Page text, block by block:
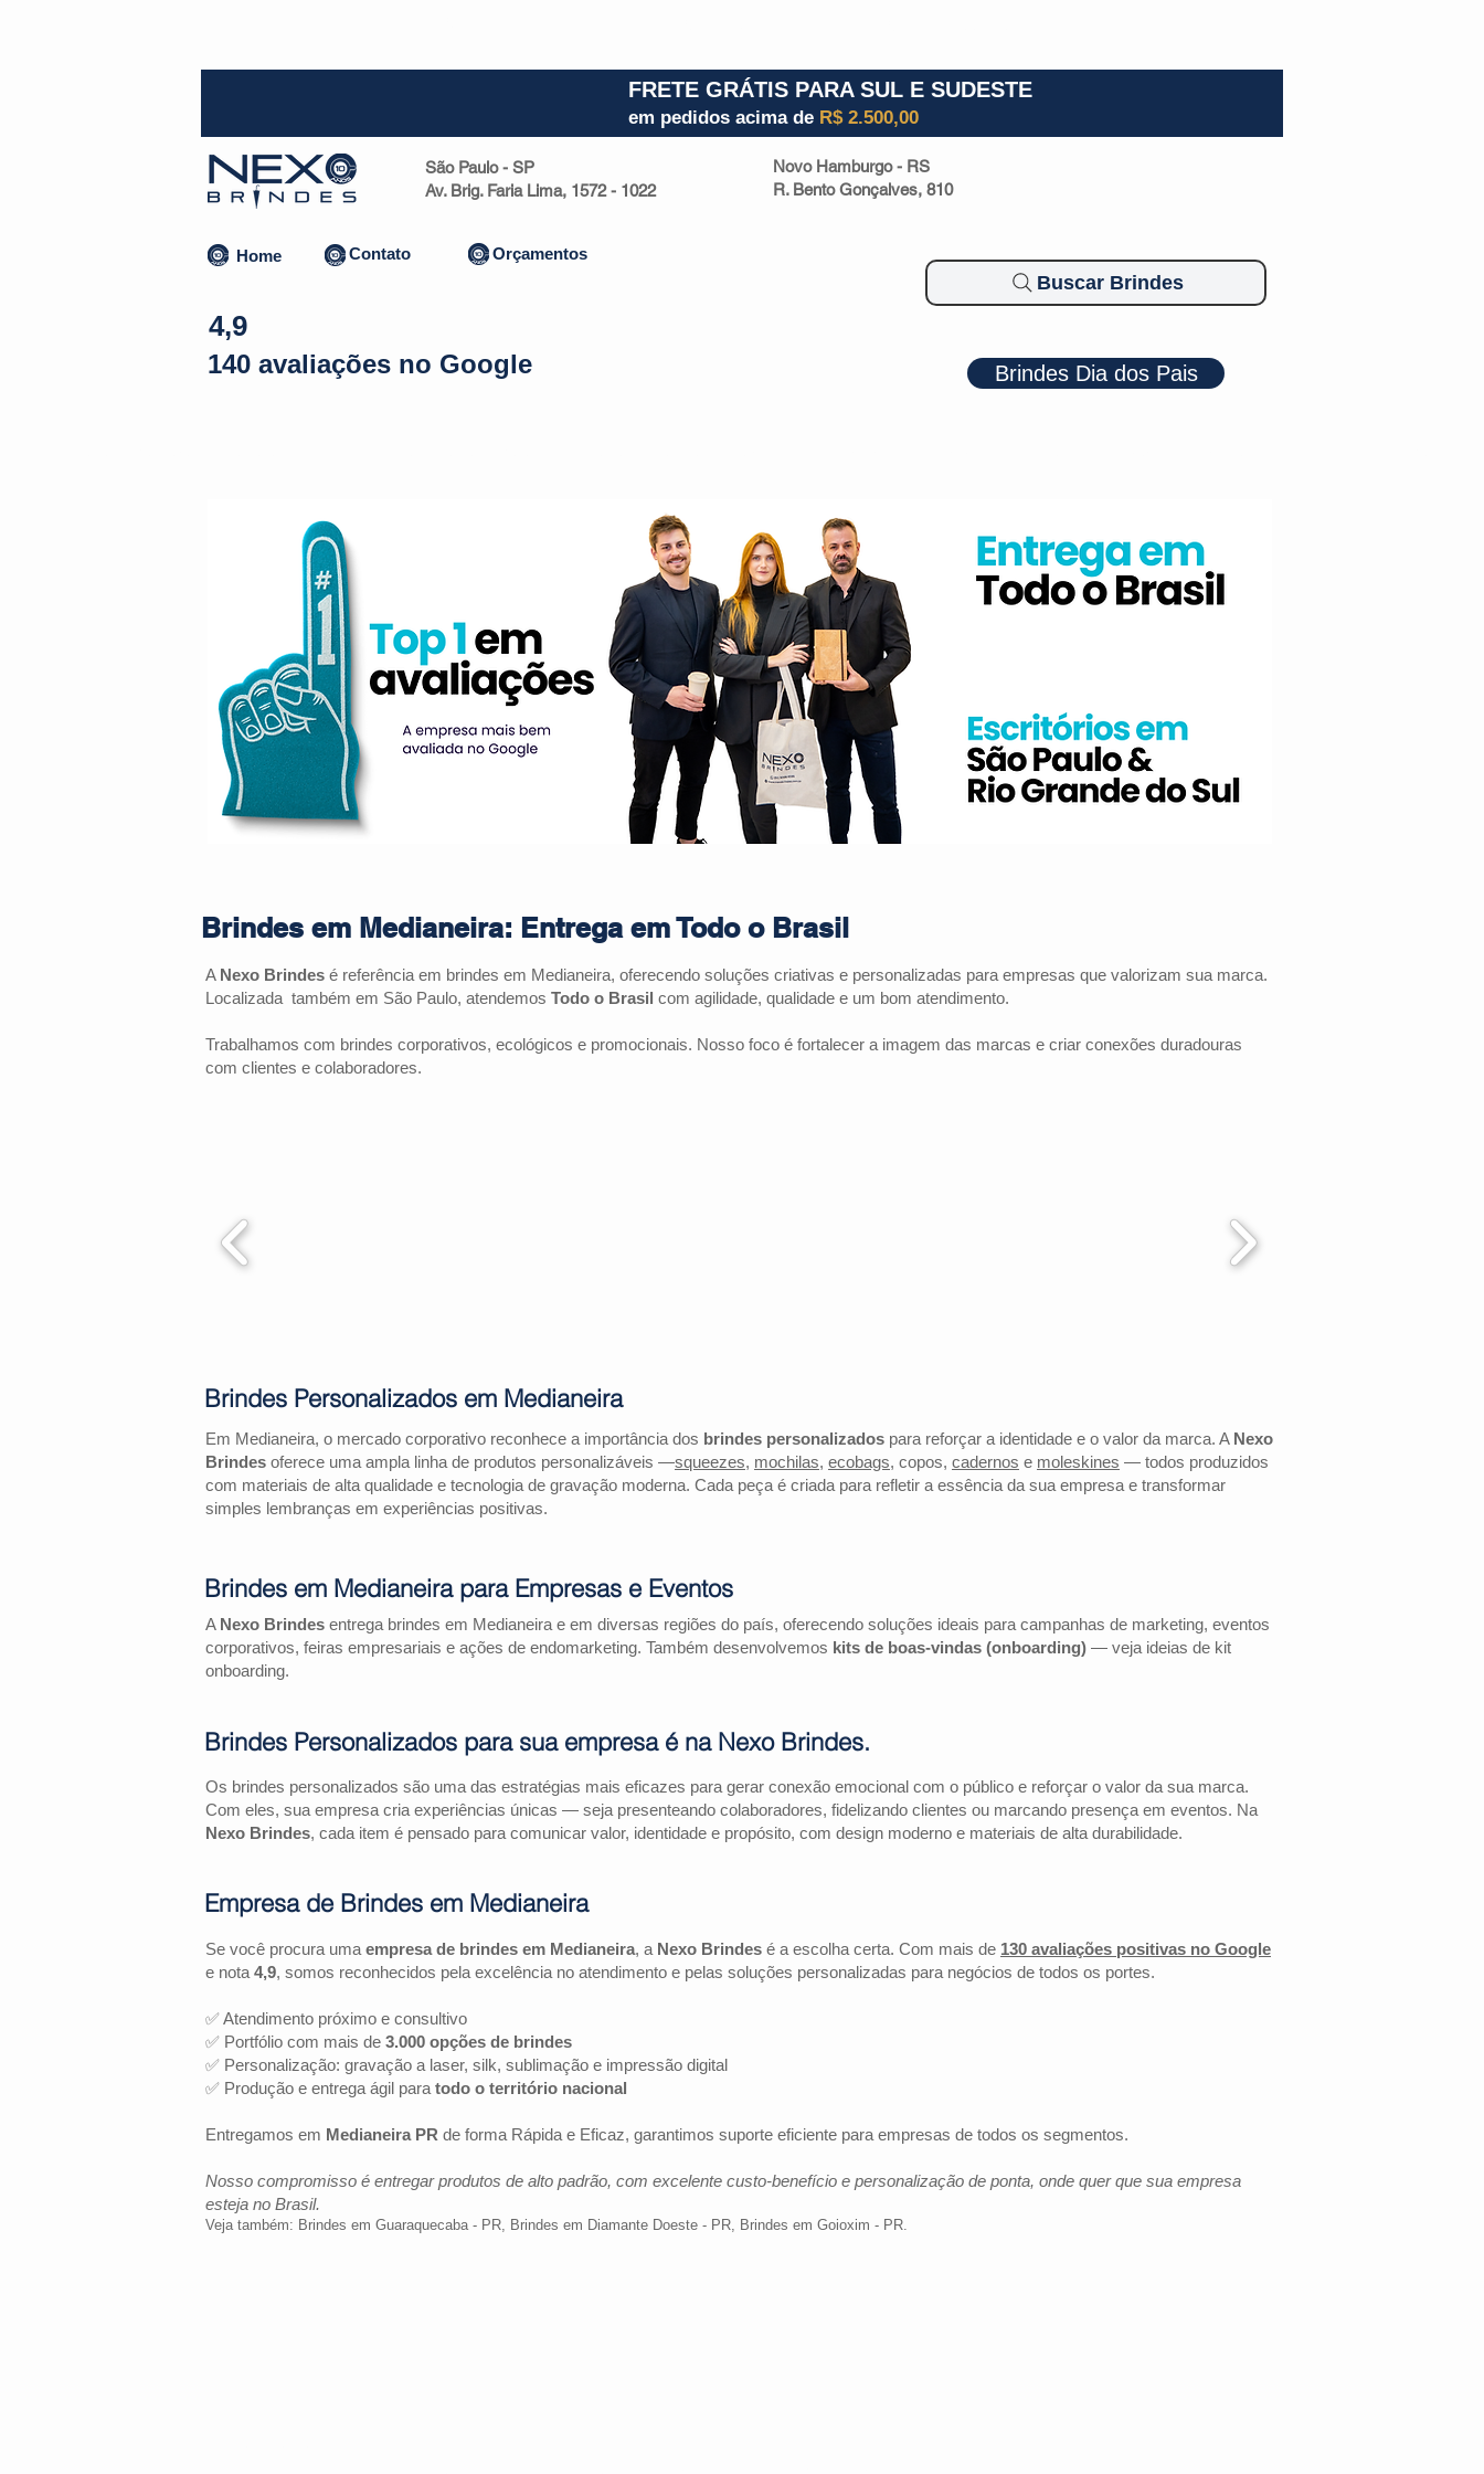
FRETE GRÁTIS PARA SUL E SUDESTE
em pedidos acima de R$ 2.500,00
São Paulo - SP
Av. Brig. Faria Lima, 1572 - 1022
Novo Hamburgo - RS
R. Bento Gonçalves, 810
Home Contato Orçamentos
4,9
140 avaliações no Google
Buscar Brindes
Brindes Dia dos Pais
Brindes em Medianeira: Entrega em Todo o Brasil
A Nexo Brindes é referência em brindes em Medianeira, oferecendo soluções criativas e personalizadas para empresas que valorizam sua marca.
Localizada também em São Paulo, atendemos Todo o Brasil com agilidade, qualidade e um bom atendimento.
Trabalhamos com brindes corporativos, ecológicos e promocionais. Nosso foco é fortalecer a imagem das marcas e criar conexões duradouras
com clientes e colaboradores.
Em Medianeira, o mercado corporativo reconhece a importância dos brindes personalizados para reforçar a identidade e o valor da marca. A Nexo
Brindes oferece uma ampla linha de produtos personalizáveis —squeezes, mochilas, ecobags, copos, cadernos e moleskines — todos produzidos
com materiais de alta qualidade e tecnologia de gravação moderna. Cada peça é criada para refletir a essência da sua empresa e transformar
simples lembranças em experiências positivas.
A Nexo Brindes entrega brindes em Medianeira e em diversas regiões do país, oferecendo soluções ideais para campanhas de marketing, eventos
corporativos, feiras empresariais e ações de endomarketing. Também desenvolvemos kits de boas-vindas (onboarding) — veja ideias de kit
onboarding.
Os brindes personalizados são uma das estratégias mais eficazes para gerar conexão emocional com o público e reforçar o valor da sua marca.
Com eles, sua empresa cria experiências únicas — seja presenteando colaboradores, fidelizando clientes ou marcando presença em eventos. Na
Nexo Brindes, cada item é pensado para comunicar valor, identidade e propósito, com design moderno e materiais de alta durabilidade.
Se você procura uma empresa de brindes em Medianeira, a Nexo Brindes é a escolha certa. Com mais de 130 avaliações positivas no Google
e nota 4,9, somos reconhecidos pela excelência no atendimento e pelas soluções personalizadas para negócios de todos os portes.
✅ Atendimento próximo e consultivo
✅ Portfólio com mais de 3.000 opções de brindes
✅ Personalização: gravação a laser, silk, sublimação e impressão digital
✅ Produção e entrega ágil para todo o território nacional
Entregamos em Medianeira PR de forma Rápida e Eficaz, garantimos suporte eficiente para empresas de todos os segmentos.
Nosso compromisso é entregar produtos de alto padrão, com excelente custo-benefício e personalização de ponta, onde quer que sua empresa
esteja no Brasil.
Veja também: Brindes em Guaraquecaba - PR, Brindes em Diamante Doeste - PR, Brindes em Goioxim - PR.
Brindes Personalizados em Medianeira
Brindes em Medianeira para Empresas e Eventos
Brindes Personalizados para sua empresa é na Nexo Brindes.
Empresa de Brindes em Medianeira